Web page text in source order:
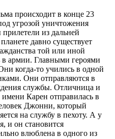
происходит в конце 23
угрозой уничтожения
из дальней
давно существует
той или иной
в армии. Главными героями
когда-то учились в одной
Они отправляются в
службы. Отличница и
Карен отправилась в
Джонни, который
на службу в пехоту. А у
и он становится
влюблена в одного из